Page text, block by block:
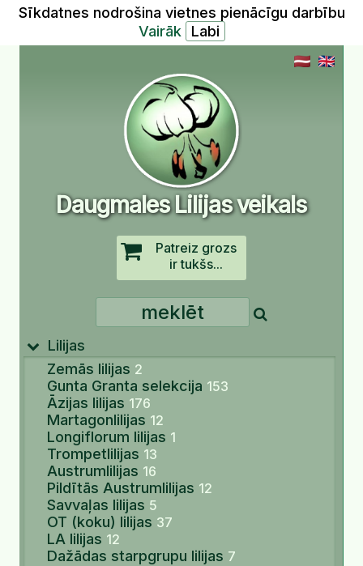
Sīkdatnes nodrošina vietnes pienācīgu darbību
Vairāk
Daugmales Lilijas veikals
Patreiz grozs
ir tukšs...
Lilijas
Zemās lilijas 2
Gunta Granta selekcija 153
Āzijas lilijas 176
Martagonlilijas 12
Longiflorum lilijas 1
Trompetlilijas 13
Austrumlilijas 16
Pildītās Austrumlilijas 12
Savvaļas lilijas 5
OT (koku) lilijas 37
LA lilijas 12
Dažādas starpgrupu lilijas 7